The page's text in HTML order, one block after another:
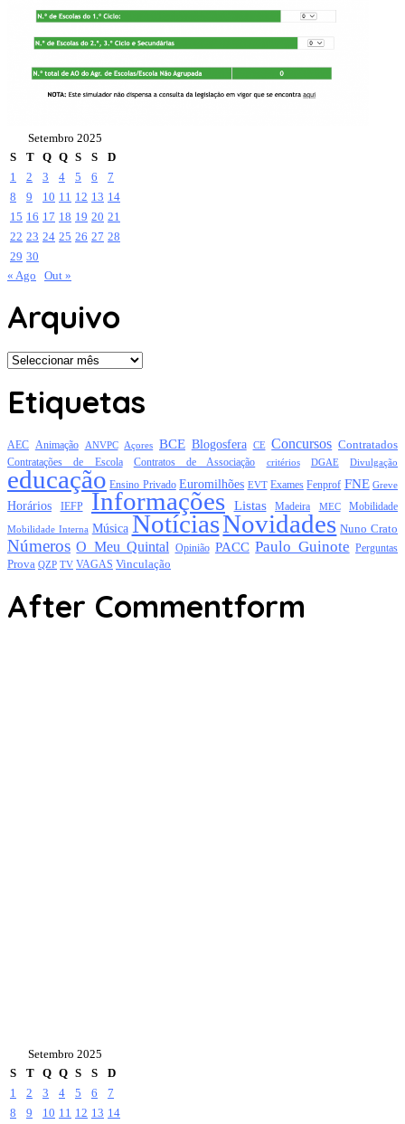
Setembro 2025
S
T Q Q S S
D
1
2 3 4 5 6
7
8
9 10 11 12 13 14
15 16 17 18 19 20 21
22 23 24 25 26 27 28
29 30
« Ago
Out »
Arquivo
Arquivo
Etiquetas
AEC Animação ANVPC Açores BCE Blogosfera CE Concursos Contratados
Contratações de Escola Contratos de Associação critérios DGAE Divulgação
educação Ensino Privado Euromilhões EVT Exames Fenprof FNE Greve
Horários IEFP Informações Listas Madeira MEC Mobilidade
Mobilidade Interna Música NotíciasNovidades Nuno Crato
Números O Meu Quintal Opinião PACC Paulo Guinote Perguntas
Prova QZP TV VAGAS Vinculação
After Commentform
Setembro 2025
S
T Q Q S S
D
1
2 3 4 5 6
7
8
9 10 11 12 13 14